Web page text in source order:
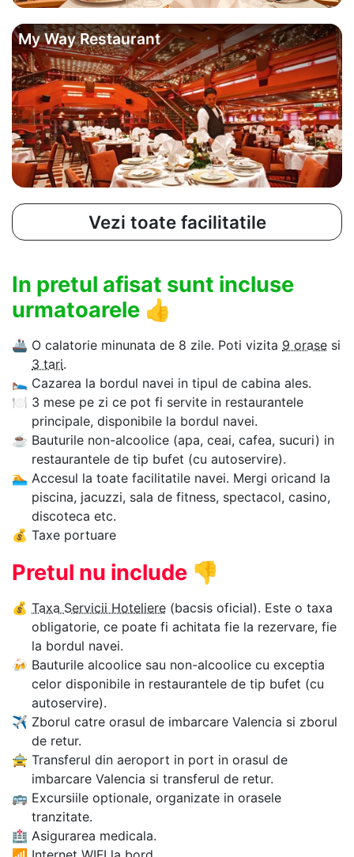
My Way Restaurant
Vezi toate facilitatile
In pretul afisat sunt incluse
urmatoarele 👍
🚢 O calatorie minunata de 8 zile. Poti vizita 9 orase si
3 tari.
🛌 Cazarea la bordul navei in tipul de cabina ales.
🍽 3 mese pe zi ce pot fi servite in restaurantele
principale, disponibile la bordul navei.
☕ Bauturile non-alcoolice (apa, ceai, cafea, sucuri) in
restaurantele de tip bufet (cu autoservire).
🏊‍ Accesul la toate facilitatile navei. Mergi oricand la
piscina, jacuzzi, sala de fitness, spectacol, casino,
discoteca etc.
💰 Taxe portuare
Pretul nu include 👎
💰 Taxa Servicii Hoteliere (bacsis oficial). Este o taxa
obligatorie, ce poate fi achitata fie la rezervare, fie
la bordul navei.
🍻 Bauturile alcoolice sau non-alcoolice cu exceptia
celor disponibile in restaurantele de tip bufet (cu
autoservire).
✈ Zborul catre orasul de imbarcare Valencia si zborul
de retur.
🚖 Transferul din aeroport in port in orasul de
imbarcare Valencia si transferul de retur.
🚌 Excursiile optionale, organizate in orasele
tranzitate.
🏥 Asigurarea medicala.